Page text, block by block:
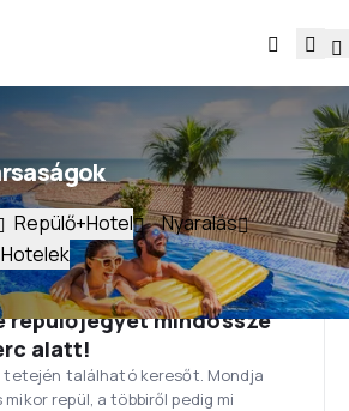
Repülő+Hotel
Nyaralás
Hotelek
repülőjegyét mindössze
alatt!
tetején található keresőt. Mondja
repül, a többiről pedig mi